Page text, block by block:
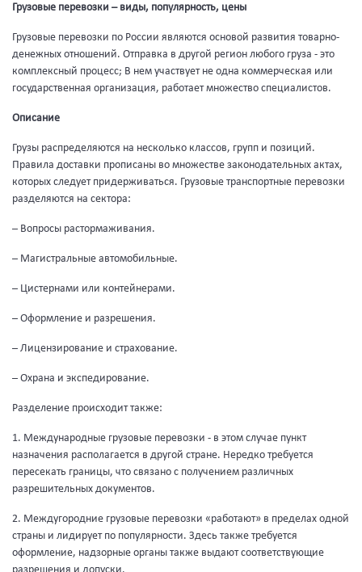
Грузовые перевозки – виды, популярность, цены
Грузовые перевозки по России являются основой развития товарно-
денежных отношений. Отправка в другой регион любого груза - это
комплексный процесс; В нем участвует не одна коммерческая или
государственная организация, работает множество специалистов.
Описание
Грузы распределяются на несколько классов, групп и позиций.
Правила доставки прописаны во множестве законодательных актах,
которых следует придерживаться. Грузовые транспортные перевозки
разделяются на сектора:
– Вопросы растормаживания.
– Магистральные автомобильные.
– Цистернами или контейнерами.
– Оформление и разрешения.
– Лицензирование и страхование.
– Охрана и экспедирование.
Разделение происходит также:
1. Международные грузовые перевозки - в этом случае пункт
назначения располагается в другой стране. Нередко требуется
пересекать границы, что связано с получением различных
разрешительных документов.
2. Междугородние грузовые перевозки «работают» в пределах одной
страны и лидирует по популярности. Здесь также требуется
оформление, надзорные органы также выдают соответствующие